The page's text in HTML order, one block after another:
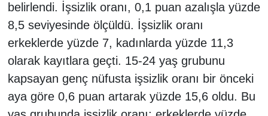
belirlendi. İşsizlik oranı, 0,1 puan azalışla yüzde
8,5 seviyesinde ölçüldü. İşsizlik oranı
erkeklerde yüzde 7, kadınlarda yüzde 11,3
olarak kayıtlara geçti. 15-24 yaş grubunu
kapsayan genç nüfusta işsizlik oranı bir önceki
aya göre 0,6 puan artarak yüzde 15,6 oldu. Bu